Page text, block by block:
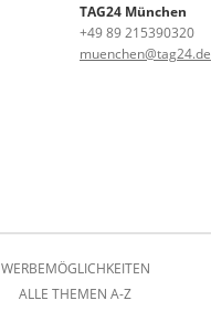
TAG24 München
+49 89 215390320
muenchen@tag24.de
WERBEMÖGLICHKEITEN
ALLE THEMEN A-Z